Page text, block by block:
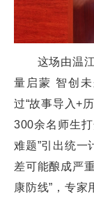
这场由温江
量启蒙 智创
过“故事导入+
300余名师生
难题”引出统一
差可能酿成严
康防线”，专